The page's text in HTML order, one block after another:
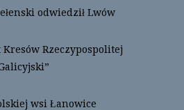
odwiedził Lwów
Rzeczypospolitej
wsi Łanowice